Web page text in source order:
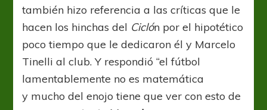
también hizo referencia a las críticas que le
hacen los hinchas del Ciclón por el hipotético
poco tiempo que le dedicaron él y Marcelo
Tinelli al club. Y respondió “el fútbol
lamentablemente no es matemática
y mucho del enojo tiene que ver con esto de